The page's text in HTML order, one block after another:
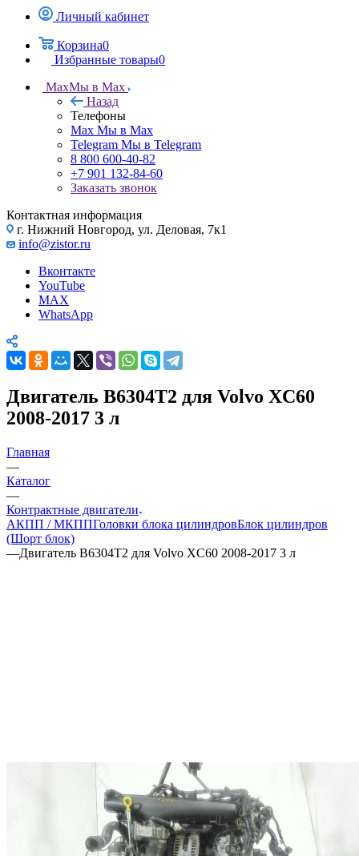
Личный кабинет
Корзина0
Избранные товары0
MaxМы в Max
Назад
Телефоны
Max Мы в Max
Telegram Мы в Telegram
8 800 600-40-82
+7 901 132-84-60
Заказать звонок
Контактная информация
г. Нижний Новгород, ул. Деловая, 7к1
info@zistor.ru
Вконтакте
YouTube
MAX
WhatsApp
Двигатель B6304T2 для Volvo XC60
2008-2017 3 л
Главная
—
Каталог
—
Контрактные двигатели
АКПП / МКППГоловки блока цилиндровБлок цилиндров
(Шорт блок)
—Двигатель B6304T2 для Volvo XC60 2008-2017 3 л